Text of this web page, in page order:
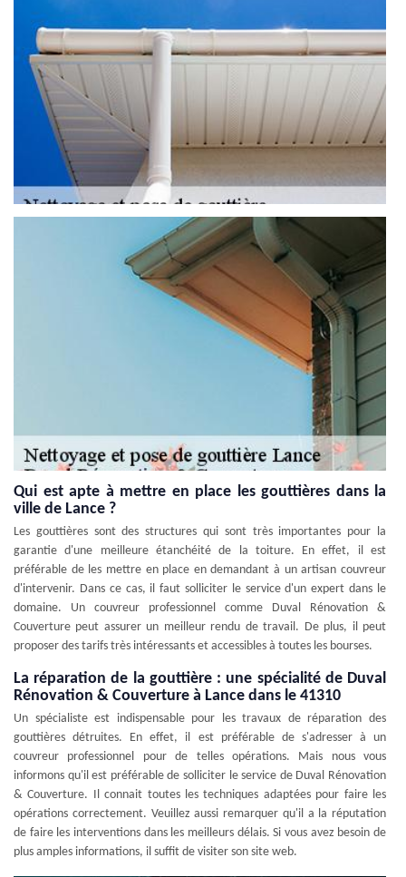
Qui est apte à mettre en place les gouttières dans la
ville de Lance ?
Les gouttières sont des structures qui sont très importantes pour la
garantie d'une meilleure étanchéité de la toiture. En effet, il est
préférable de les mettre en place en demandant à un artisan couvreur
d'intervenir. Dans ce cas, il faut solliciter le service d'un expert dans le
domaine. Un couvreur professionnel comme Duval Rénovation &
Couverture peut assurer un meilleur rendu de travail. De plus, il peut
proposer des tarifs très intéressants et accessibles à toutes les bourses.
La réparation de la gouttière : une spécialité de Duval
Rénovation & Couverture à Lance dans le 41310
Un spécialiste est indispensable pour les travaux de réparation des
gouttières détruites. En effet, il est préférable de s'adresser à un
couvreur professionnel pour de telles opérations. Mais nous vous
informons qu'il est préférable de solliciter le service de Duval Rénovation
& Couverture. Il connait toutes les techniques adaptées pour faire les
opérations correctement. Veuillez aussi remarquer qu'il a la réputation
de faire les interventions dans les meilleurs délais. Si vous avez besoin de
plus amples informations, il suffit de visiter son site web.